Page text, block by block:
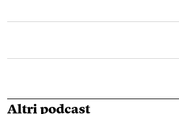
Altri podcast